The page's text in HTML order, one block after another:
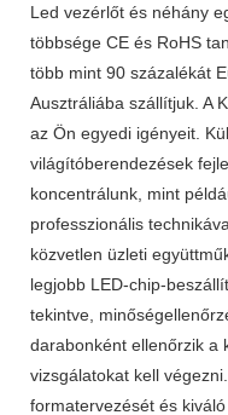
Led vezérlőt és néhány
többsége CE és RoHS
több mint 90 százalékát
Ausztráliába szállítjuk. A
az Ön egyedi igényeit.
világítóberendezések
koncentrálunk, mint
professzionális
közvetlen üzleti
legjobb LED-chip-
tekintve,
darabonként ellenőrzik a
vizsgálatokat kell
formatervezését és